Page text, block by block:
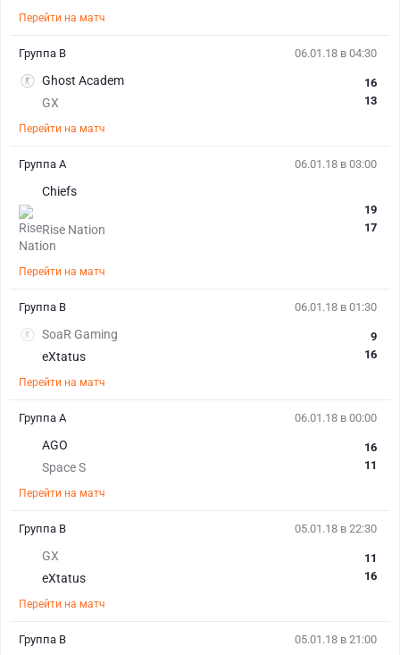
Перейти на матч
06.01.18 в 04:30
Ghost Academ
GX
16
13
Перейти на матч
Группа В
06.01.18 в 03:00
Chiefs
Rise Nation
19
17
Перейти на матч
Группа А
06.01.18 в 01:30
SoaR Gaming
eXtatus
9
16
Перейти на матч
Группа В
06.01.18 в 00:00
AGO
Space S
16
11
Перейти на матч
Группа А
05.01.18 в 22:30
GX
eXtatus
11
16
Перейти на матч
Группа В
05.01.18 в 21:00
Группа В